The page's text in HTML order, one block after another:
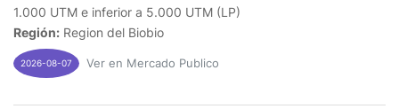
1.000 UTM e inferior a 5.000 UTM (LP)
Región: Region del Biobio
2026-08-07 Ver en Mercado Publico